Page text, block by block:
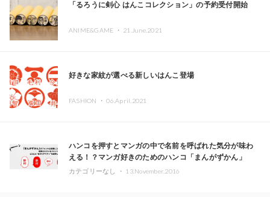
「るろうに剣心 はんこコレクション」の予約受付開始
ANIME&GAME ・ 21.June.2021
好きな家紋が選べる新しいはんこ登場
FASHION ・06.April.2021
ハンコを押すとマンガの中で名前を呼ばれた気分が味わ
える！？マンガ好きのためのハンコ「まんがずかん」
カテゴリーなし ・ 13.November.2016